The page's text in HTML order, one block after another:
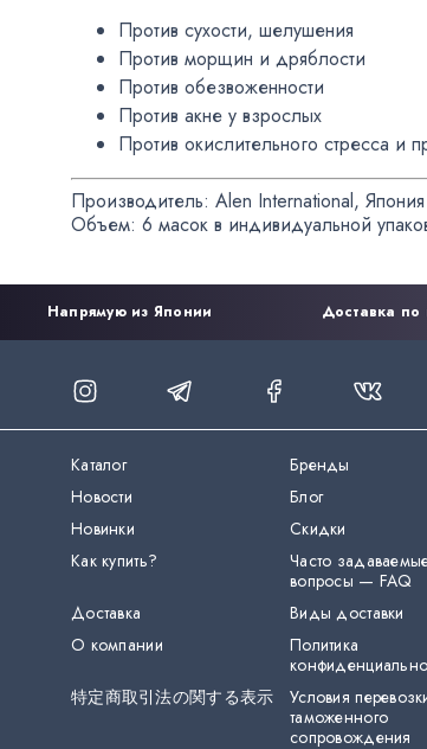
Против сухости, шелушения
Против морщин и дряблости
Против обезвоженности
Против акне у взрослых
Против окислительного стресса и
Производитель: Alen International, Япония
Объем: 6 масок в индивидуальной
Напрямую из Японии Доставка по
Каталог
Бренды
Новости
Блог
Новинки
Скидки
Как купить?
Часто
вопросы — FAQ
Доставка
Виды доставки
О компании
Политика
特定商取引法の関する表示
Условия
таможенного
сопровождения